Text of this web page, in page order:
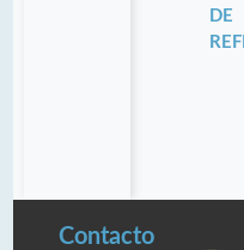
DE
Contacto